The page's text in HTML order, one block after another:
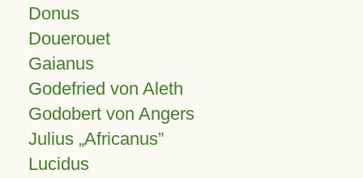
Donus
Douerouet
Gaianus
Godefried von Aleth
Godobert von Angers
Julius Africanus
Lucidus